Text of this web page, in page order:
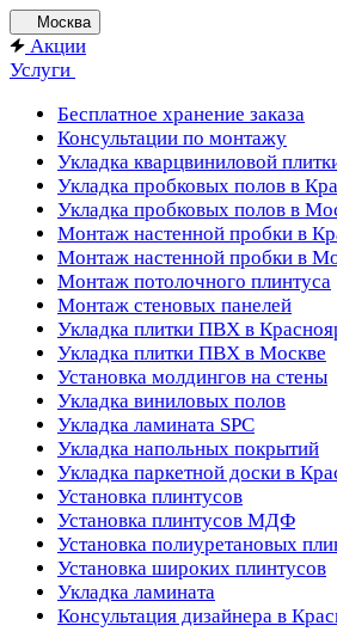
Москва
Акции
Услуги
Бесплатное хранение заказа
Консультации по монтажу
Укладка кварцвиниловой
Укладка пробковых полов в
Укладка пробковых полов в
Монтаж настенной пробки в
Монтаж настенной пробки в
Монтаж потолочного плинтуса
Монтаж стеновых панелей
Укладка плитки ПВХ в
Укладка плитки ПВХ в Москве
Установка молдингов на стены
Укладка виниловых полов
Укладка ламината SPC
Укладка напольных покрытий
Укладка паркетной доски в
Установка плинтусов
Установка плинтусов МДФ
Установка полиуретановых
Установка широких плинтусов
Укладка ламината
Консультация дизайнера в